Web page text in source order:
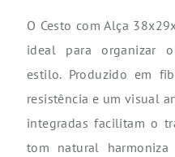
O Cesto com Alça
ideal para organizar
estilo. Produzido em
resistência e um visual
integradas facilitam o
tom natural